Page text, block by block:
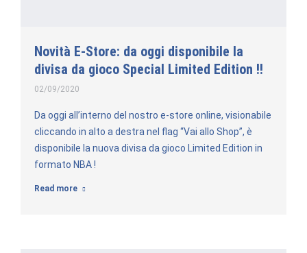
Novità E-Store: da oggi disponibile la
divisa da gioco Special Limited Edition !!
02/09/2020
Da oggi all’interno del nostro e-store online, visionabile
cliccando in alto a destra nel flag “Vai allo Shop”, è
disponibile la nuova divisa da gioco Limited Edition in
formato NBA !
Read more